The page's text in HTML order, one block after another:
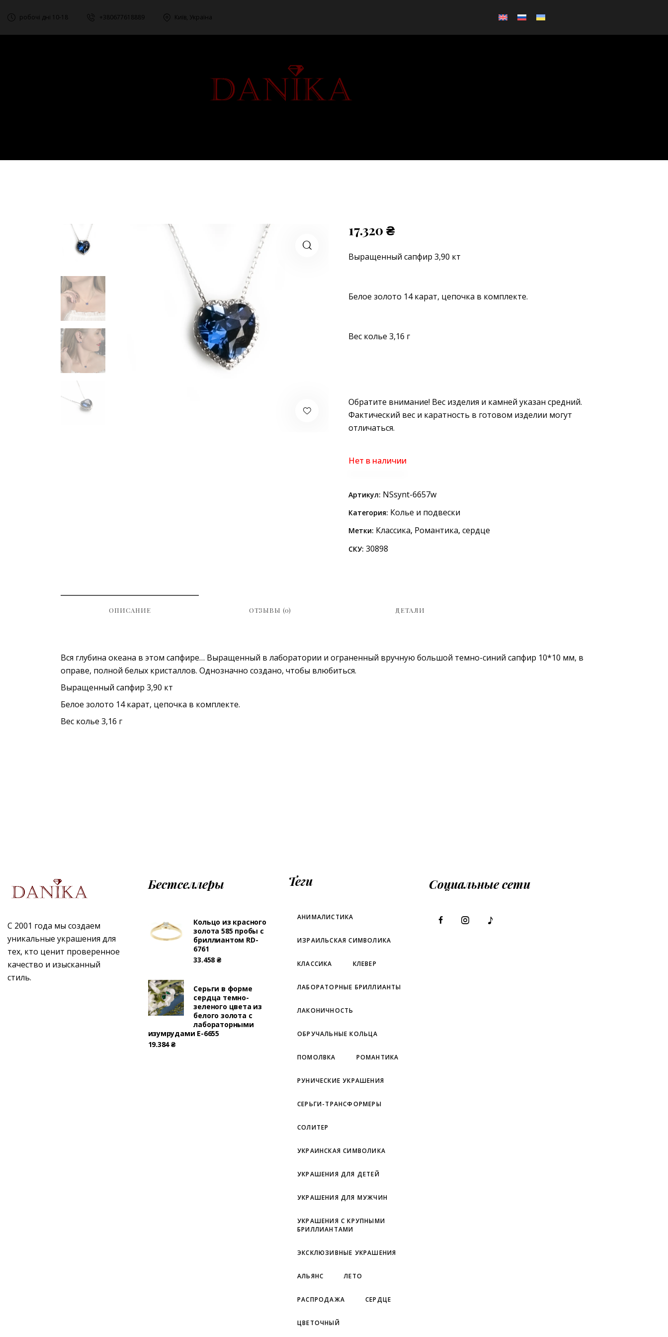
робочі дні 10-18 +380677618889 Київ, Україна
17.320 ₴
Выращенный сапфир 3,90 кт
Белое золото 14 карат, цепочка в комплекте.
Вес колье 3,16 г
Обратите внимание! Вес изделия и камней указан средний.
Фактический вес и каратность в готовом изделии могут
отличаться.
Нет в наличии
Артикул: NSsynt-6657w
Категория: Колье и подвески
Метки: Классика, Романтика, сердце
СКУ: 30898
ОПИСАНИЕ ОТЗЫВЫ (0) ДЕТАЛИ
Вся глубина океана в этом сапфире… Выращенный в лаборатории и ограненный вручную большой темно-синий сапфир 10*10 мм, в
оправе, полной белых кристаллов. Однозначно создано, чтобы влюбиться.
Выращенный сапфир 3,90 кт
Белое золото 14 карат, цепочка в комплекте.
Вес колье 3,16 г
С 2001 года мы создаем
уникальные украшения для
тех, кто ценит проверенное
качество и изысканный
стиль.
Бестселлеры
Кольцо из красного
золота 585 пробы с
бриллиантом RD-
6761
33.458₴
Серьги в форме
сердца темно-
зеленого цвета из
белого золота с
лабораторными
изумрудами E-6655
19.384₴
Теги
АНИМАЛИСТИКА
ИЗРАИЛЬСКАЯ СИМВОЛИКА
КЛАССИКА КЛЕВЕР
ЛАБОРАТОРНЫЕ БРИЛЛИАНТЫ
ЛАКОНИЧНОСТЬ
ОБРУЧАЛЬНЫЕ КОЛЬЦА
ПОМОЛВКА РОМАНТИКА
РУНИЧЕСКИЕ УКРАШЕНИЯ
СЕРЬГИ-ТРАНСФОРМЕРЫ
СОЛИТЕР
УКРАИНСКАЯ СИМВОЛИКА
УКРАШЕНИЯ ДЛЯ ДЕТЕЙ
УКРАШЕНИЯ ДЛЯ МУЖЧИН
УКРАШЕНИЯ С КРУПНЫМИ
БРИЛЛИАНТАМИ
ЭКСКЛЮЗИВНЫЕ УКРАШЕНИЯ
АЛЬЯНС ЛЕТО
РАСПРОДАЖА СЕРДЦЕ
ЦВЕТОЧНЫЙ
Социальные сети